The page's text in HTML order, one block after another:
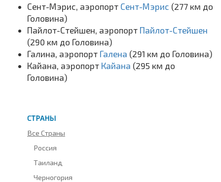
Сент-Мэрис, аэропорт Сент-Мэрис (277 км до
Головина)
Пайлот-Стейшен, аэропорт Пайлот-Стейшен
(290 км до Головина)
Галина, аэропорт Галена (291 км до Головина)
Кайана, аэропорт Кайана (295 км до
Головина)
СТРАНЫ
Все Страны
Россия
Таиланд
Черногория